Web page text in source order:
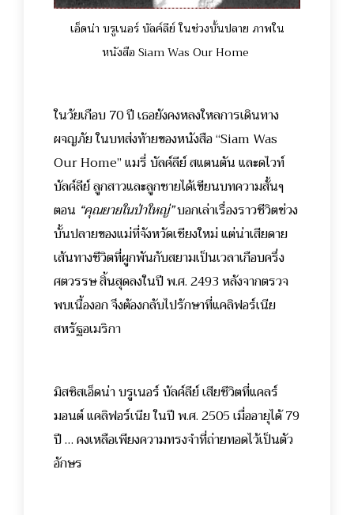
เอ็ดน่า บรูเนอร์ บัลค์ลีย์ ในช่วงบั้นปลาย ภาพใน
หนังสือ Siam Was Our Home
ในวัยเกือบ 70 ปี เธอยังคงหลงใหลการเดินทาง
ผจญภัย ในบทส่งท้ายของหนังสือ “Siam Was
Our Home” แมรี่ บัลค์ลีย์ สแตนตัน และดไวท์
บัลค์ลีย์ ลูกสาวและลูกชายได้เขียนบทความสั้นๆ
ตอน “คุณยายในป่าใหญ่”บอกเล่าเรื่องราวชีวิตช่วง
บั้นปลายของแม่ที่จังหวัดเชียงใหม่ แต่น่าเสียดาย
เส้นทางชีวิตที่ผูกพันกับสยามเป็นเวลาเกือบครึ่ง
ศตวรรษ สิ้นสุดลงในปี พ.ศ. 2493 หลังจากตรวจ
พบเนื้องอก จึงต้องกลับไปรักษาที่แคลิฟอร์เนีย
สหรัฐอเมริกา
มิสซิสเอ็ดน่า บรูเนอร์ บัลค์ลีย์ เสียชีวิตที่แคลร์
มอนต์ แคลิฟอร์เนีย ในปี พ.ศ. 2505 เมื่ออายุได้ 79
ปี … คงเหลือเพียงความทรงจำที่ถ่ายทอดไว้เป็นตัว
อักษร